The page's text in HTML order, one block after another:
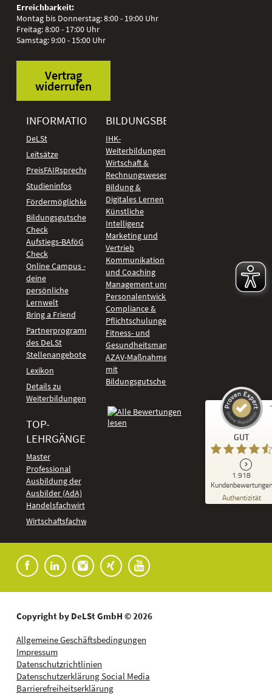
Erreichbarkeit:
Montag bis Donnerstag: 8:00 - 19:00 Uhr
Freitag: 8:00 - 17:00 Uhr
Samstag: 9:00 - 15:00 Uhr
Vertrag
widerrufen
INFORMATIONEN
DeLSt
Leitsätze
PreisFAIRsprechen
Studieninfos
Fördermöglichkeiten
Bildungsgutschein
Check
Aufstiegs-BAföG
Check
Online Campus -
deine
persönliche
Lernwelt
Bring a Friend
Partnerprogramm
des DeLSt
Stellenangebote
Lexikon
Details zu
Weiterbildungen
TOP-
LEHRGÄNGE
Master
Professional
Ausbildung der
Ausbilder (AdA)
Handelsfachwirt
Wirtschaftsfachwirt
BILDUNGSBEREICHE
IHK-
Weiterbildungen
Wirtschaft &
Rechnungswesen
Bildung &
Digitales Lernen
Künstliche
Intelligenz
Marketing und
Vertrieb
Kommunikation
und Coaching
Management und
Personalentwicklung
Compliance &
Pflichtschulungen
Fitness- und
Gesundheitsmanagement
AZAV-Maßnahmen
mit
Bildungsgutschein
GUT
1.918
Kundenbewertungen
Authentizität
Kundenbewertungen und Erfahrungen zu
DeLSt - Deutsches eLearning Studieninstitut
92
%
Empfehlungen auf
ProvenExpert.com
anderen Quellen
Copyright by DeLSt GmbH © 2026
Allgemeine Geschäftsbedingungen
Impressum
Datenschutzrichtlinien
Datenschutzerklärung Social Media
Barrierefreiheitserklärung